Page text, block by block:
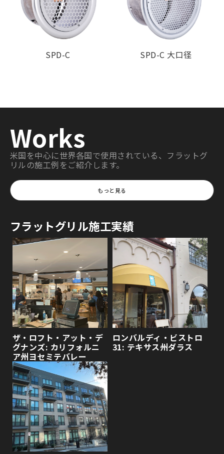
SPD-C SPD-C 大口径
Works
米国を中心に世界各国で使用されている、フラットグ
リルの施工例をご紹介します。
もっと見る
フラットグリル施工実績
ザ・ロフト・アット・デ
グナンズ: カリフォルニ
ア州ヨセミテバレー
ロンバルディ・ビストロ
31: テキサス州ダラス